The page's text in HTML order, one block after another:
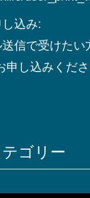
込み:
信で受けたい
し込みくだ
ゴリー